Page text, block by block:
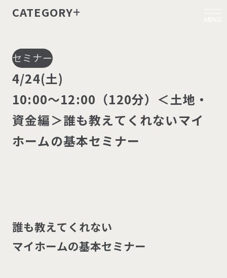
セミナー
4/24(土)
10:00～12:00 （120分） ＜土地 ・
資金編＞誰も教えて く れないマイ
ホームの基本セミ ナー
誰も教えて く れない
マイホームの基本セミナー
CATEGORY